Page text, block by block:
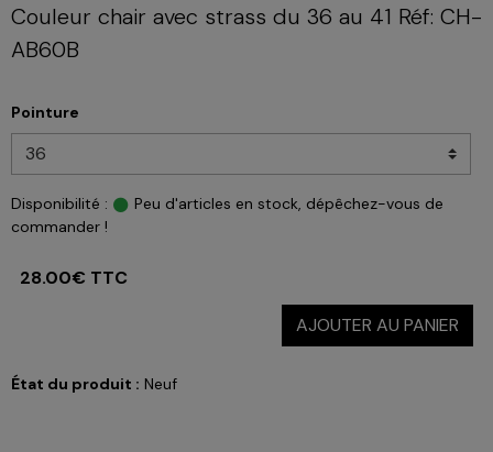
Couleur chair avec strass du 36 au 41 Réf: CH-
AB60B
Pointure
Disponibilité :
Peu d'articles en stock, dépêchez-vous de
commander !
28.00€ TTC
AJOUTER AU PANIER
État du produit : Neuf